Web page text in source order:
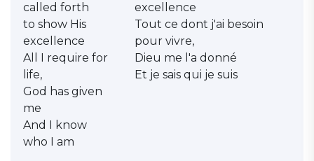
called forth
to show His
excellence
All I require for
life,
God has given
me
And I know
who I am
excellence
Tout ce dont j'ai besoin
pour vivre,
Dieu me l'a donné
Et je sais qui je suis